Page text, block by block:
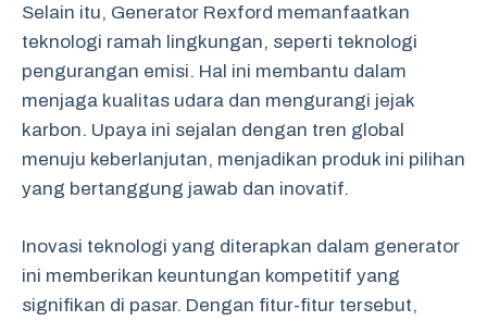
Selain itu, Generator Rexford memanfaatkan
teknologi ramah lingkungan, seperti teknologi
pengurangan emisi. Hal ini membantu dalam
menjaga kualitas udara dan mengurangi jejak
karbon. Upaya ini sejalan dengan tren global
menuju keberlanjutan, menjadikan produk ini pilihan
yang bertanggung jawab dan inovatif.
Inovasi teknologi yang diterapkan dalam generator
ini memberikan keuntungan kompetitif yang
signifikan di pasar. Dengan fitur-fitur tersebut,